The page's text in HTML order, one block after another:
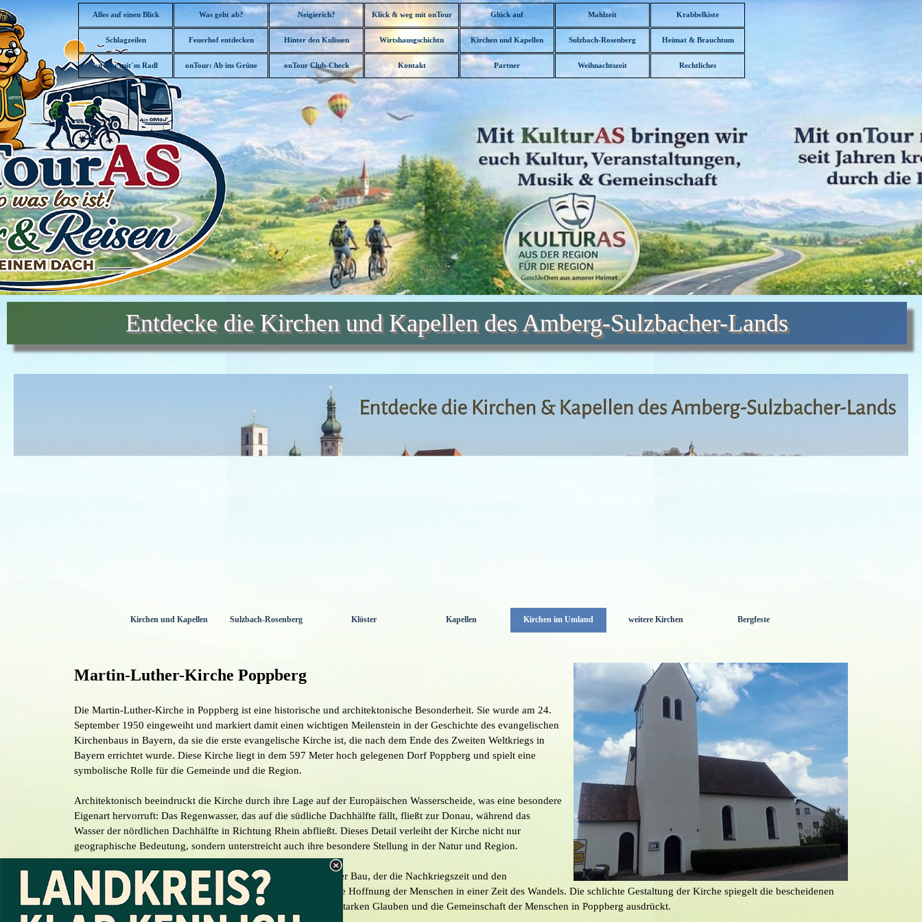
Direkt zum Seiteninhalt Menü überspringen
Alles auf einen Blick Was geht ab? ▼
Neigierich? Klick & weg mit onTour Glück auf Mahlzeit Krabbelkiste
Schlagzeilen ▼
Feuerhof entdecken Hinter den Kulissen ▼
Wirtshausgschichtn ▼
Kirchen und Kapellen ▼
Sulzbach-Rosenberg ▼
Heimat & Brauchtum
onTour mit´m Radl onTour: Ab ins Grüne onTour Club-Check Kontakt ▼
Partner ▼
Weihnachtszeit ▼
Rechtliches
Entdecke die Kirchen und Kapellen des Amberg-Sulzbacher-Lands
Kirchen und Kapellen Sulzbach-Rosenberg ▼
Klöster ▼
Kapellen ▼
Kirchen im Umland ▼
weitere Kirchen ▼
Bergfeste
Martin-Luther-Kirche Poppberg
Die Martin-Luther-Kirche in Poppberg ist eine historische und architektonische Besonderheit. Sie wurde am 24.
September 1950 eingeweiht und markiert damit einen wichtigen Meilenstein in der Geschichte des evangelischen
Kirchenbaus in Bayern, da sie die erste evangelische Kirche ist, die nach dem Ende des Zweiten Weltkriegs in
Bayern errichtet wurde. Diese Kirche liegt in dem 597 Meter hoch gelegenen Dorf Poppberg und spielt eine
symbolische Rolle für die Gemeinde und die Region.
Architektonisch beeindruckt die Kirche durch ihre Lage auf der Europäischen Wasserscheide, was eine besondere
Eigenart hervorruft: Das Regenwasser, das auf die südliche Dachhälfte fällt, fließt zur Donau, während das
Wasser der nördlichen Dachhälfte in Richtung Rhein abfließt. Dieses Detail verleiht der Kirche nicht nur
geographische Bedeutung, sondern unterstreicht auch ihre besondere Stellung in der Natur und Region.
Das Gebäude selbst ist ein schlichter, aber dennoch würdevoller Bau, der die Nachkriegszeit und den
Wiederaufbau symbolisiert. Es steht für den Neubeginn und die Hoffnung der Menschen in einer Zeit des Wandels. Die schlichte Gestaltung der Kirche spiegelt die bescheidenen
Verhältnisse der Zeit wider, während die solide Bauweise den starken Glauben und die Gemeinschaft der Menschen in Poppberg ausdrückt.